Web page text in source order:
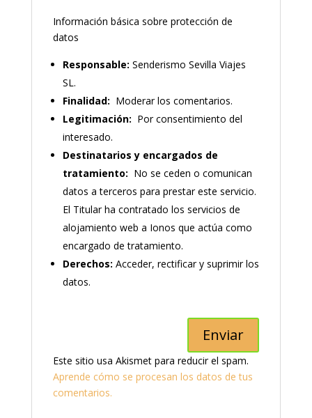
Información básica sobre protección de
datos
Responsable: Senderismo Sevilla Viajes
SL.
Finalidad: Moderar los comentarios.
Legitimación: Por consentimiento del
interesado.
Destinatarios y encargados de
tratamiento: No se ceden o comunican
datos a terceros para prestar este servicio.
El Titular ha contratado los servicios de
alojamiento web a Ionos que actúa como
encargado de tratamiento.
Derechos: Acceder, rectificar y suprimir los
datos.
Este sitio usa Akismet para reducir el spam.
Aprende cómo se procesan los datos de tus
comentarios.